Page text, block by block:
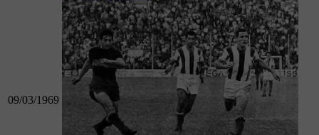
09/03/1969